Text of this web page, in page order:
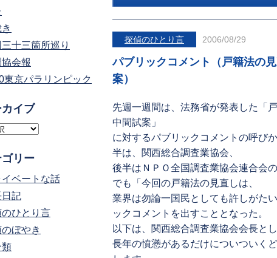
探偵のひとり言 2006/08/29
パブリックコメント（戸籍法の
案）
先週一週間は、法務省が発表した「
中間試案」
に対するパブリックコメントの呼び
半は、関西総合調査業協会、
後半はＮＰＯ全国調査業協会連合会
でも「今回の戸籍法の見直しは、
業界は勿論一国民としても許しがた
ックコメントを出すこととなった。
以下は、関西総合調査業協会会長と
長年の憤懣があるだけについついく
十三箇所巡り
会報
東京パラリンピック
イブ
ゴリー
イベートな話
記
ひとり言
ぼやき
類